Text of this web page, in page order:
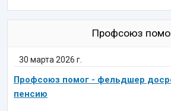
Профсоюз
30 марта 2026 г.
Профсоюз помог - фельдшер
пенсию